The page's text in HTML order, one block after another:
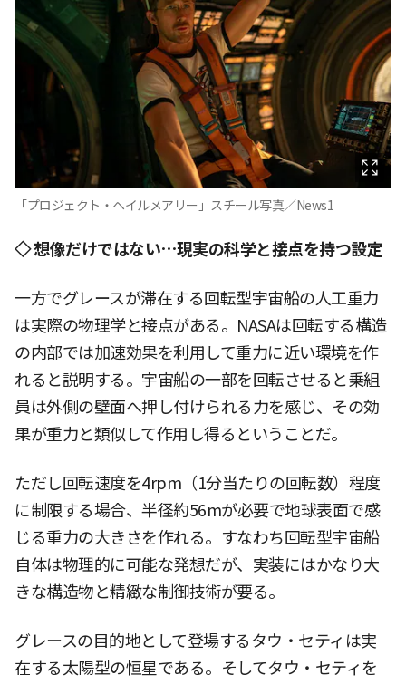
「プロジェクト・ヘイルメアリー」スチール写真／News1
◇ 想像だけではない…現実の科学と接点を持つ設定
一方でグレースが滞在する回転型宇宙船の人工重力
は実際の物理学と接点がある。NASAは回転する構造
の内部では加速効果を利用して重力に近い環境を作
れると説明する。宇宙船の一部を回転させると乗組
員は外側の壁面へ押し付けられる力を感じ、その効
果が重力と類似して作用し得るということだ。
ただし回転速度を4rpm（1分当たりの回転数）程度
に制限する場合、半径約56mが必要で地球表面で感
じる重力の大きさを作れる。すなわち回転型宇宙船
自体は物理的に可能な発想だが、実装にはかなり大
きな構造物と精緻な制御技術が要る。
グレースの目的地として登場するタウ・セティは実
在する太陽型の恒星である。そしてタウ・セティを